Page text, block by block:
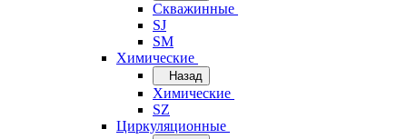
Скважинные
SJ
SM
Химические
Назад
Химические
SZ
Циркуляционные